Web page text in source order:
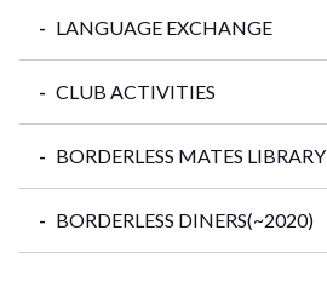
LANGUAGE EXCHANGE
CLUB ACTIVITIES
BORDERLESS MATES LIBRARY
BORDERLESS DINERS(~2020)